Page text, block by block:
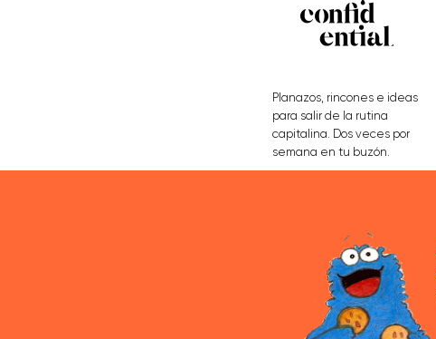
Planazos, rincones e ideas
para salir de la rutina
capitalina. Dos veces por
semana en tu buzón.